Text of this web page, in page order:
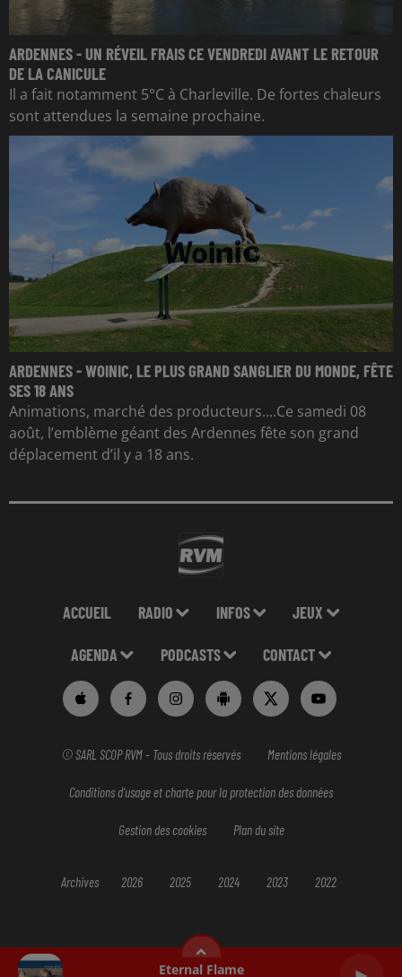
Eternal Flame
ARDENNES - UN RÉVEIL FRAIS CE VENDREDI AVANT LE RETOUR
DE LA CANICULE
Il a fait notamment 5°C à Charleville. De fortes chaleurs
sont attendues la semaine prochaine.
ARDENNES - WOINIC, LE PLUS GRAND SANGLIER DU MONDE, FÊTE
SES 18 ANS
Animations, marché des producteurs....Ce samedi 08
août, l’emblème géant des Ardennes fête son grand
déplacement d’il y a 18 ans.
ACCUEIL RADIO INFOS JEUX
AGENDA PODCASTS CONTACT
© SARL SCOP RVM - Tous droits réservés Mentions légales
Conditions d'usage et charte pour la protection des données
Gestion des cookies Plan du site
Archives 2026 2025 2024 2023 2022